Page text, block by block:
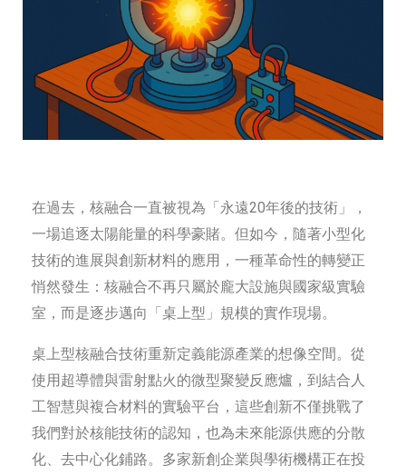
在過去，核融合一直被視為「永遠20年後的技術」，
一場追逐太陽能量的科學豪賭。但如今，隨著小型化
技術的進展與創新材料的應用，一種革命性的轉變正
悄然發生：核融合不再只屬於龐大設施與國家級實驗
室，而是逐步邁向「桌上型」規模的實作現場。
桌上型核融合技術重新定義能源產業的想像空間。從
使用超導體與雷射點火的微型聚變反應爐，到結合人
工智慧與複合材料的實驗平台，這些創新不僅挑戰了
我們對於核能技術的認知，也為未來能源供應的分散
化、去中心化鋪路。多家新創企業與學術機構正在投